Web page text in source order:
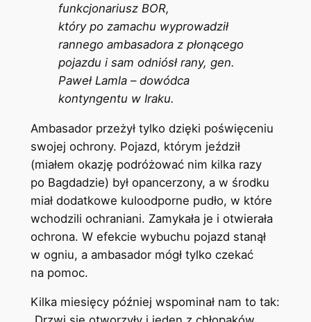
funkcjonariusz BOR,
który po zamachu wyprowadził
rannego ambasadora z płonącego
pojazdu i sam odniósł rany, gen.
Paweł Lamla – dowódca
kontyngentu w Iraku.
Ambasador przeżył tylko dzięki poświęceniu
swojej ochrony. Pojazd, którym jeździł
(miałem okazję podróżować nim kilka razy
po Bagdadzie) był opancerzony, a w środku
miał dodatkowe kuloodporne pudło, w które
wchodzili ochraniani. Zamykała je i otwierała
ochrona. W efekcie wybuchu pojazd stanął
w ogniu, a ambasador mógł tylko czekać
na pomoc.
Kilka miesięcy później wspominał nam to tak: